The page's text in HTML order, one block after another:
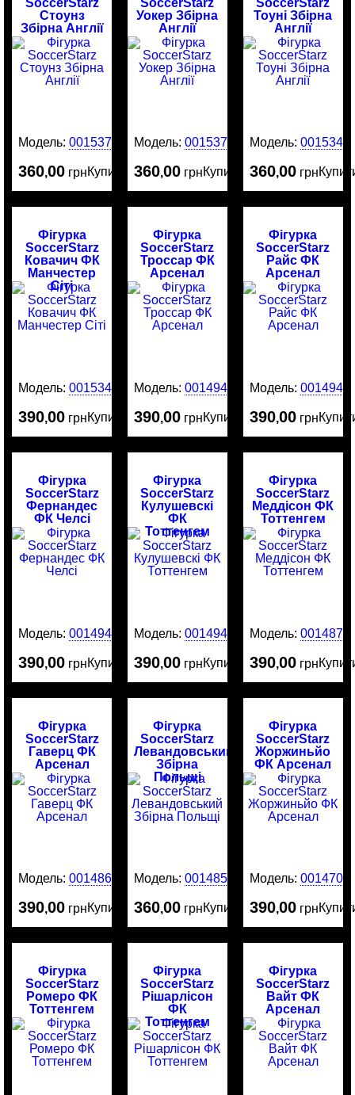
Стоунз
Збірна Англії
Модель:0015376
360,00 грнКупити
Уокер Збірна
Англії
Модель:0015375
360,00 грнКупити
Тоуні Збірна
Англії
Модель: 0015342
360,00 грн
Фігурка
SoccerStarz
Ковачич ФК
Манчестер
Сіті
Модель:0015340
390,00 грнКупити
Фігурка
SoccerStarz
Троссар ФК
Арсенал
Модель:0014945
390,00 грнКупити
Фігурка
SoccerStarz
Райс ФК
Арсенал
Модель: 0014944
390,00 грн
Фігурка
SoccerStarz
Фернандес
ФК Челсі
Модель:0014943
390,00 грнКупити
Фігурка
SoccerStarz
Кулушевскі
ФК
Тоттенгем
Модель:0014942
390,00 грнКупити
Фігурка
SoccerStarz
Меддісон ФК
Тоттенгем
Модель: 0014874
390,00 грн
Фігурка
SoccerStarz
Гаверц ФК
Арсенал
Модель:0014865
390,00 грнКупити
Фігурка
SoccerStarz
Левандовський
Збірна
Польщі
Модель:0014859
360,00 грнКупити
Фігурка
SoccerStarz
Жоржиньйо
ФК Арсенал
Модель: 0014709
390,00 грн
Фігурка
SoccerStarz
Ромеро ФК
Тоттенгем
Фігурка
SoccerStarz
Рішарлісон
ФК
Тоттенгем
Фігурка
SoccerStarz
Вайт ФК
Арсенал